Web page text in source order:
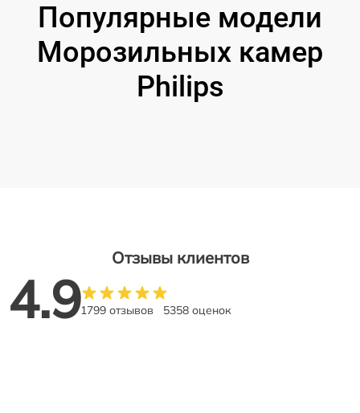
Популярные модели
Морозильных камер
Philips
Отзывы клиентов
4.91799 отзывов 5358 оценок